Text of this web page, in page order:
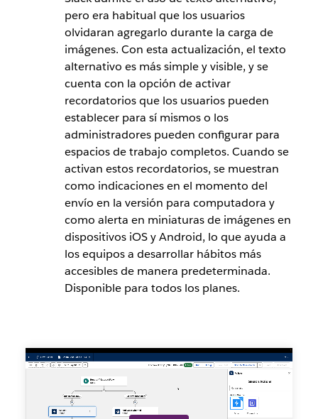
pero era habitual que los usuarios
olvidaran agregarlo durante la carga de
imágenes. Con esta actualización, el texto
alternativo es más simple y visible, y se
cuenta con la opción de activar
recordatorios que los usuarios pueden
establecer para sí mismos o los
administradores pueden configurar para
espacios de trabajo completos. Cuando se
activan estos recordatorios, se muestran
como indicaciones en el momento del
envío en la versión para computadora y
como alerta en miniaturas de imágenes en
dispositivos iOS y Android, lo que ayuda a
los equipos a desarrollar hábitos más
accesibles de manera predeterminada.
Disponible para todos los planes.